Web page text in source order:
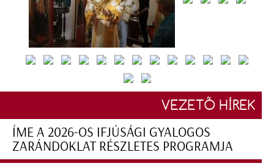
VEZETŐ HÍREK
ÍME A 2026-OS IFJÚSÁGI GYALOGOS
ZARÁNDOKLAT RÉSZLETES PROGRAMJA